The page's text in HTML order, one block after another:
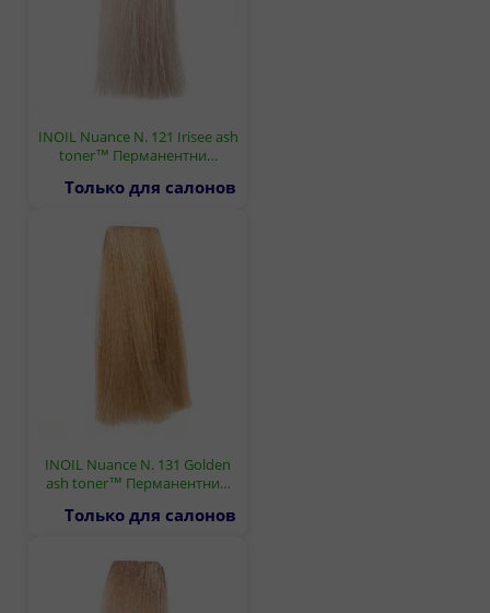
INOIL Nuance N. 121 Irisee ash
toner™ Перманентни…
Только для салонов
INOIL Nuance N. 131 Golden
ash toner™ Перманентни…
Только для салонов